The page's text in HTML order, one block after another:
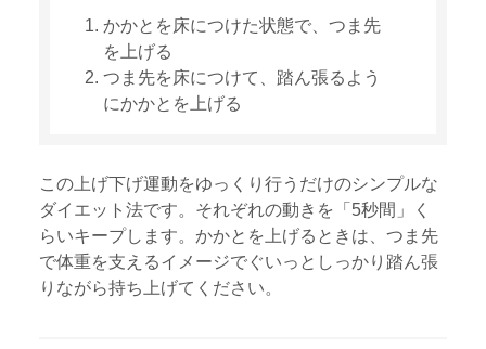
かかとを床につけた状態で、つま先
を上げる
つま先を床につけて、踏ん張るよう
にかかとを上げる
この上げ下げ運動をゆっくり行うだけのシンプルな
ダイエット法です。それぞれの動きを「5秒間」く
らいキープします。かかとを上げるときは、つま先
で体重を支えるイメージでぐいっとしっかり踏ん張
りながら持ち上げてください。